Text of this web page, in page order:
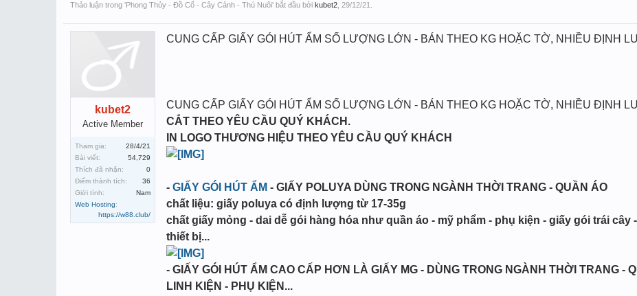
Thảo luận trong 'Phong Thủy - Đồ Cổ - Cây Cảnh - Thú Nuôi' bắt đầu bởi kubet2 29/12/21
kubet2
Active Member
Tham gia:
28/4/21
Bài viết:
54,729
Thích đã nhận:
0
Điểm thành tích:
36
Giới tính:
Nam
Web Hosting:
https://w88.club/
CUNG CẤP GIẤY GÓI HÚT ẨM SỐ LƯỢNG LỚN - BÁN THEO KG HOẶC TỜ, NHIỀU ĐỊNH
CUNG CẤP GIẤY GÓI HÚT ẨM SỐ LƯỢNG LỚN - BÁN THEO KG HOẶC TỜ, NHIỀU ĐỊNH
CẮT THEO YÊU CẦU QUÝ KHÁCH.
IN LOGO THƯƠNG HIỆU THEO YÊU CẦU QUÝ KHÁCH
- GIẤY GÓI HÚT ẨM - GIẤY POLUYA DÙNG TRONG NGÀNH THỜI TRANG - QUẦN ÁO
chất liệu: giấy poluya có định lượng từ 17-35g
chất giấy mỏng - dai dễ gói hàng hóa như quần áo - mỹ phẩm - phụ kiện - giấy gói trái
thiết bị...
- GIẤY GÓI HÚT ẨM CAO CẤP HƠN LÀ GIẤY MG - DÙNG TRONG NGÀNH THỜI TRANG -
LINH KIỆN - PHỤ KIỆN...